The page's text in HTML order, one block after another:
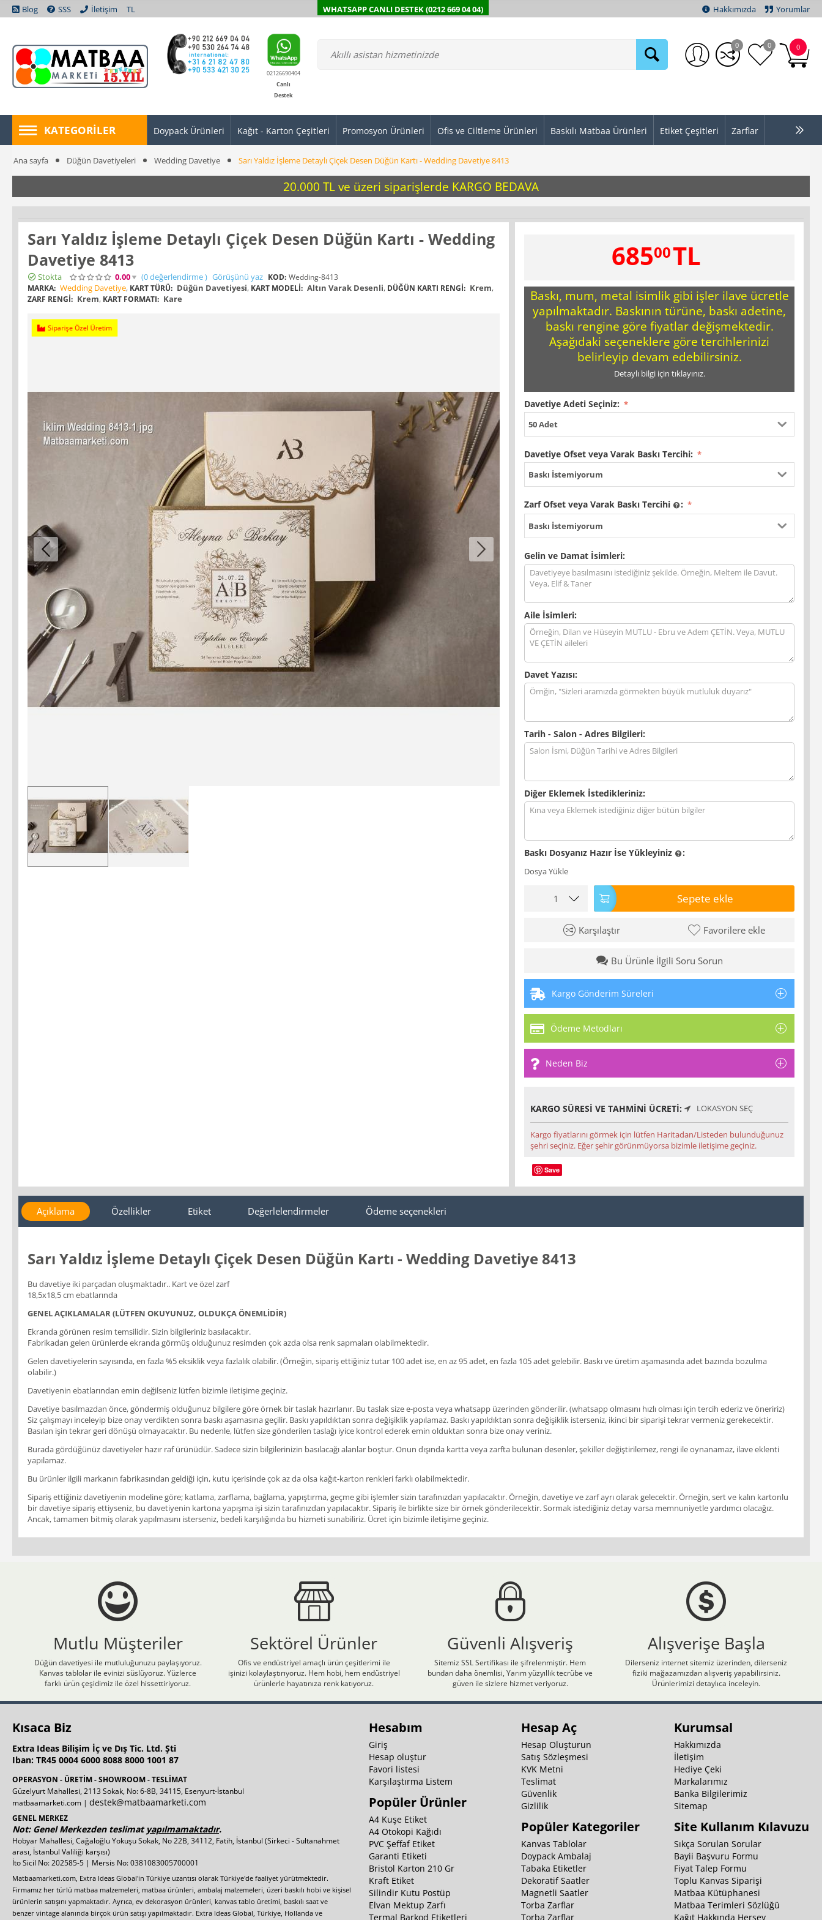
Blog SSS İletişim TL WHATSAPP CANLI DESTEK (0212 669 04 04) Hakkımızda Yorumlar
02126690404
Canlı
Destek
0
0 0
KATEGORILER Doypack Ürünleri Kağıt - Karton Çeşitleri Promosyon Ürünleri Ofis ve Ciltleme Ürünleri Baskılı Matbaa Ürünleri Etiket Çeşitleri Zarflar
Ana sayfa Düğün Davetiyeleri Wedding Davetiye Sarı Yaldız İşleme Detaylı Çiçek Desen Düğün Kartı - Wedding Davetiye 8413
20.000 TL ve üzeri siparişlerde KARGO BEDAVA
Sarı Yaldız İşleme Detaylı Çiçek Desen Düğün Kartı - Wedding
Davetiye 8413
Stokta 0.00 (0değerlendirme) Görüşünü yaz KOD: Wedding-8413
MARKA: Wedding Davetiye, KART TÜRÜ: Düğün Davetiyesi, KART MODELI: Altın Varak Desenli, DÜĞÜN KARTI RENGI: Krem,
ZARF RENGI: Krem, KART FORMATI: Kare
Siparişe Özel Üretim
68500TL
Baskı, mum, metal isimlik gibi işler ilave ücretle
yapılmaktadır. Baskının türüne, baskı adetine,
baskı rengine göre fiyatlar değişmektedir.
Aşağıdaki seçeneklere göre tercihlerinizi
belirleyip devam edebilirsiniz.
Detaylı bilgi için tıklayınız.
Davetiye Adeti Seçiniz:
50 Adet
Davetiye Ofset veya Varak Baskı Tercihi:
Baskı İstemiyorum
Zarf Ofset veya Varak Baskı Tercihi :
Baskı İstemiyorum
Gelin ve Damat İsimleri:
Aile İsimleri:
Davet Yazısı:
Tarih - Salon - Adres Bilgileri:
Diğer Eklemek İstedikleriniz:
Baskı Dosyanız Hazır İse Yükleyiniz :
Dosya Yükle
Sepete ekle
Karşılaştır Favorilere ekle
Bu Ürünle İlgili Soru Sorun
Kargo Gönderim Süreleri
Ödeme Metodları
Neden Biz
KARGO SÜRESI VE TAHMINI ÜCRETI: LOKASYON SEÇ
Kargo fiyatlarını görmek için lütfen Haritadan/Listeden bulunduğunuz
şehri seçiniz. Eğer şehir görünmüyorsa bizimle iletişime geçiniz.
Save
Açıklama Özellikler Etiket Değerlelendirmeler Ödeme seçenekleri
Sarı Yaldız İşleme Detaylı Çiçek Desen Düğün Kartı - Wedding Davetiye 8413
Bu davetiye iki parçadan oluşmaktadır.. Kart ve özel zarf
18,5x18,5 cm ebatlarında
GENEL AÇIKLAMALAR (LÜTFEN OKUYUNUZ, OLDUKÇA ÖNEMLİDİR)
Ekranda görünen resim temsilidir. Sizin bilgileriniz basılacaktır.
Fabrikadan gelen ürünlerde ekranda görmüş olduğunuz resimden çok azda olsa renk sapmaları olabilmektedir.
Gelen davetiyelerin sayısında, en fazla %5 eksiklik veya fazlalık olabilir. (Örneğin, sipariş ettiğiniz tutar 100 adet ise, en az 95 adet, en fazla 105 adet gelebilir. Baskı ve üretim aşamasında adet bazında bozulma
olabilir.)
Davetiyenin ebatlarından emin değilseniz lütfen bizimle iletişime geçiniz.
Davetiye basılmazdan önce, göndermiş olduğunuz bilgilere göre örnek bir taslak hazırlanır. Bu taslak size e-posta veya whatsapp üzerinden gönderilir. (whatsapp olmasını hızlı olması için tercih ederiz ve öneririz)
Siz çalışmayı inceleyip bize onay verdikten sonra baskı aşamasına geçilir. Baskı yapıldıktan sonra değişiklik yapılamaz. Baskı yapıldıktan sonra değişiklik isterseniz, ikinci bir siparişi tekrar vermeniz gerekecektir.
Basılan işin tekrar geri dönüşü olmayacaktır. Bu nedenle, lütfen size gönderilen taslağı iyice kontrol ederek emin olduktan sonra bize onay veriniz.
Burada gördüğünüz davetiyeler hazır raf ürünüdür. Sadece sizin bilgilerinizin basılacağı alanlar boştur. Onun dışında kartta veya zarfta bulunan desenler, şekiller değiştirilemez, rengi ile oynanamaz, ilave eklenti
yapılamaz.
Bu ürünler ilgili markanın fabrikasından geldiği için, kutu içerisinde çok az da olsa kağıt-karton renkleri farklı olabilmektedir.
Sipariş ettiğiniz davetiyenin modeline göre; katlama, zarflama, bağlama, yapıştırma, geçme gibi işlemler sizin tarafınızdan yapılacaktır. Örneğin, davetiye ve zarf ayrı olarak gelecektir. Örneğin, sert ve kalın kartonlu
bir davetiye sipariş ettiyseniz, bu davetiyenin kartona yapışma işi sizin tarafınızdan yapılacaktır. Sipariş ile birlikte size bir örnek gönderilecektir. Sormak istediğiniz detay varsa memnuniyetle yardımcı olacağız.
Ancak, tamamen bitmiş olarak yapılmasını isterseniz, bedeli karşılığında bu hizmeti sunabiliriz. Ücret için bizimle iletişime geçiniz.
Mutlu Müşteriler
Düğün davetiyesi ile mutluluğunuzu paylaşıyoruz.
Kanvas tablolar ile evinizi süslüyoruz. Yüzlerce
farklı ürün çeşidimiz ile özel hissettiriyoruz.
Sektörel Ürünler
Ofis ve endüstriyel amaçlı ürün çeşitlerimi ile
işinizi kolaylaştırıyoruz. Hem hobi, hem endüstriyel
ürünlerle hayatınıza renk katıyoruz.
Güvenli Alışveriş
Sitemiz SSL Sertifikası ile şifrelenmiştir. Hem
bundan daha önemlisi, Yarım yüzyıllık tecrübe ve
güven ile sizlere hizmet veriyoruz.
Alışverişe Başla
Dilerseniz internet sitemiz üzerinden, dilerseniz
fiziki mağazamızdan alışveriş yapabilirsiniz.
Ürünlerimizi detaylıca inceleyin.
Kısaca Biz
Extra Ideas Bilişim İç ve Dış Tic. Ltd. Şti
Iban: TR45 0004 6000 8088 8000 1001 87
OPERASYON - ÜRETİM - SHOWROOM - TESLİMAT
Güzelyurt Mahallesi, 2113 Sokak, No: 6-8B, 34115, Esenyurt-İstanbul
matbaamarketi.com | destek@matbaamarketi.com
GENEL MERKEZ
Not: Genel Merkezden teslimat yapılmamaktadır.
Hobyar Mahallesi, Cağaloğlu Yokuşu Sokak, No 22B, 34112, Fatih, İstanbul (Sirkeci - Sultanahmet
arası, İstanbul Valiliği karşısı)
İto Sicil No: 202585-5 | Mersis No: 0381083005700001
Matbaamarketi.com, Extra Ideas Global'in Türkiye uzantısı olarak Türkiye'de faaliyet yürütmektedir.
Firmamız her türlü matbaa malzemeleri, matbaa ürünleri, ambalaj malzemeleri, üzeri baskılı hobi ve kişisel
ürünlerin satışını yapmaktadır. Ayrıca, ev dekorasyon ürünleri, kanvas tablo üretimi, baskılı saat ve
benzer vintage alanında birçok ürün satışı yapılmaktadır. Extra Ideas Global, Türkiye, Hollanda ve
Hesabım
Giriş
Hesap oluştur
Favori listesi
Karşılaştırma Listem
Popüler Ürünler
A4 Kuşe Etiket
A4 Otokopi Kağıdı
PVC Şeffaf Etiket
Garanti Etiketi
Bristol Karton 210 Gr
Kraft Etiket
Silindir Kutu Postüp
Elvan Mektup Zarfı
Termal Barkod Etiketleri
Hesap Aç
Hesap Oluşturun
Satış Sözleşmesi
KVK Metni
Teslimat
Güvenlik
Gizlilik
Popüler Kategoriler
Kanvas Tablolar
Doypack Ambalaj
Tabaka Etiketler
Dekoratif Saatler
Magnetli Saatler
Torba Zarflar
Torba Zarflar
Kurumsal
Hakkımızda
İletişim
Hediye Çeki
Markalarımız
Banka Bilgilerimiz
Sitemap
Site Kullanım Kılavuzu
Sıkça Sorulan Sorular
Bayii Başvuru Formu
Fiyat Talep Formu
Toplu Kanvas Siparişi
Matbaa Kütüphanesi
Matbaa Terimleri Sözlüğü
Kağıt Hakkında Herşey